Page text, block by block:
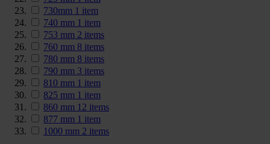
730mm 1 item
740 mm 1 item
753 mm 2 items
760 mm 8 items
780 mm 8 items
790 mm 3 items
810 mm 1 item
825 mm 1 item
860 mm 12 items
877 mm 1 item
1000 mm 2 items